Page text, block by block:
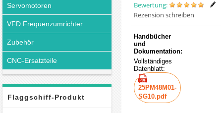
Servomotoren
VFD Frequenzumrichter
Zubehör
CNC-Ersatzteile
Flaggschiff-Produkt
Bewertung:
Rezension schreiben
Handbücher
und
Dokumentation:
Vollständiges
Datenblatt:
25PM48M01-
SG10.pdf